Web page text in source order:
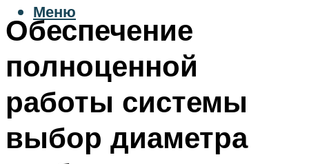
Меню
Обеспечение
полноценной
работы системы
выбор диаметра